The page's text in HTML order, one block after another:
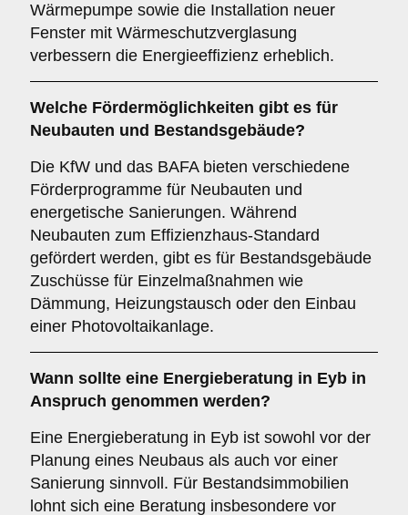
Wärmepumpe sowie die Installation neuer
Fenster mit Wärmeschutzverglasung
verbessern die Energieeffizienz erheblich.
Welche Fördermöglichkeiten gibt es für
Neubauten und Bestandsgebäude?
Die KfW und das BAFA bieten verschiedene
Förderprogramme für Neubauten und
energetische Sanierungen. Während
Neubauten zum Effizienzhaus-Standard
gefördert werden, gibt es für Bestandsgebäude
Zuschüsse für Einzelmaßnahmen wie
Dämmung, Heizungstausch oder den Einbau
einer Photovoltaikanlage.
Wann sollte eine Energieberatung in Eyb in
Anspruch genommen werden?
Eine Energieberatung in Eyb ist sowohl vor der
Planung eines Neubaus als auch vor einer
Sanierung sinnvoll. Für Bestandsimmobilien
lohnt sich eine Beratung insbesondere vor